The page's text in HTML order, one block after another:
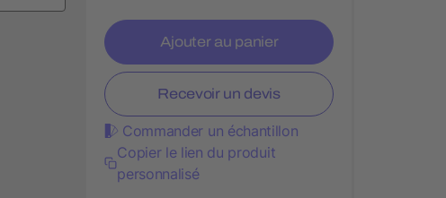
Ajouter au panier
Recevoir un devis
Commander un échantillon
Copier le lien du produit
personnalisé